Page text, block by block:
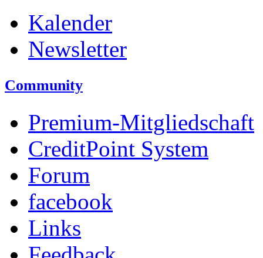
Kalender
Newsletter
Community
Premium-Mitgliedschaft
CreditPoint System
Forum
facebook
Links